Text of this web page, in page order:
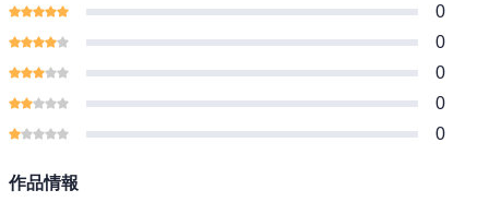
0
0
0
0
0
作品情報